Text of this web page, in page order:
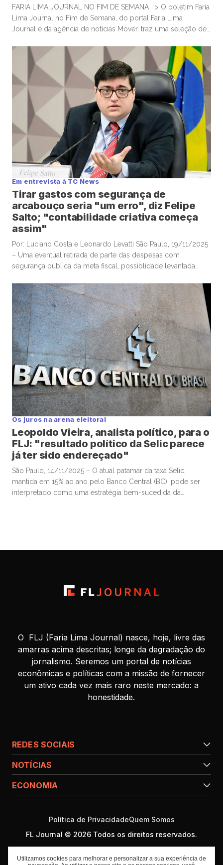
FARIA LIMA JOURNAL NO FIM DE SEMANA > O boletim Faria
Lima Journal no Fim de Semana, do portal Faria Lima
Journal e da agência de notícias Mover, traz uma seleção de
algum tempo no sábado e domingo para leituras mais
aprofundadas de boas histórias e materiais informativos.
Empresas que acumulam bitcoin […]
Em entrevista à TC News
Tirar gastos com segurança de
arcabouço seria "um erro", diz Felipe
Salto; "contabilidade criativa começa
assim"
Por: Luciano Costa e Leonardo Levatti São Paulo, 19/11/2025
– Uma eventual retirada de parte das despesas com
segurança pública da meta fiscal, possiblidade levantada
semana, seria “um erro”, e “desastrosa”, alertou o
economista-chefe e sócio da Warren Investimentos, Felipe
Salto, em participação na TC News. Lewandowski ventilou […]
Os juros na arena eleitoral
Leopoldo Vieira, analista político, para o
FLJ: "resultado político da Selic parece
já ter sido endereçado"
São Paulo, 14/11/2025 – O atual patamar da taxa Selic,
mantida em 15% ao ano pelo Banco Central (BC), pode ser
interpretado como uma estratégia bem-sucedida da
O FLJ (Faria Lima Journal) nasce, hoje, livre das
amarras acima descritas; longe da degradação do
jornalismo. Seremos um portal de notícias
econômicas e políticas com a missão de fornecer
um ativo cada vez mais raro neste mercado: a
honestidade.
REDES SOCIAIS
NOTÍCIAS
ECONOMIA
FL Journal © 2026 Todos os direitos reservados.
Política de PrivacidadeQuem Somos
Utilizamos cookies para melhorar e personalizar a sua experiência de